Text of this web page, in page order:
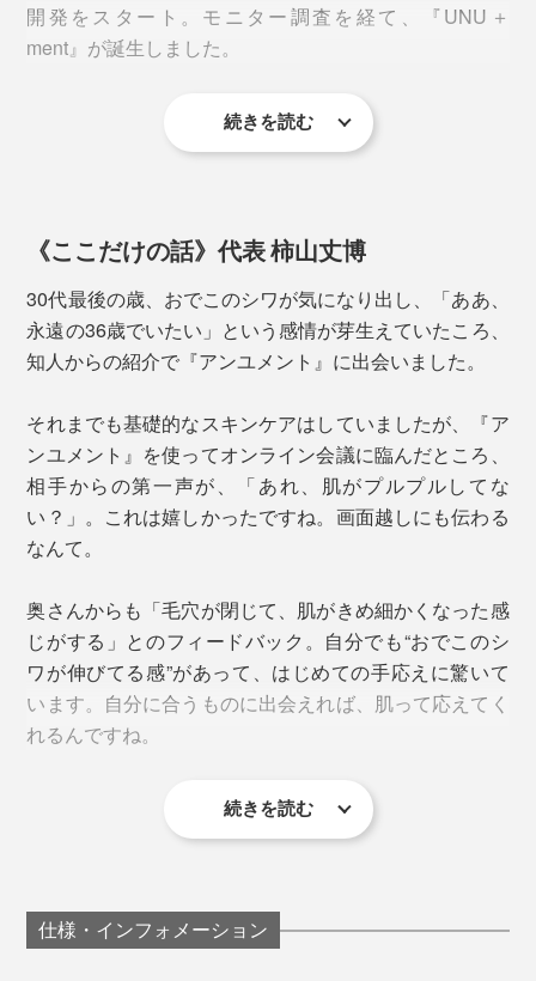
STEP.2
になじませる。気になる部分には念入りに重ねづけを。
実際には右写真のようなキャップを取り付けて使用します
手持ちのクリームなどを、蓋をするようにを重ねる
おすすめは、夜3回連続使用する「3日間集中ケア」。疲
れや寝不足などで肌のコンディションが落ちてしまった
ときや、イベント前に肌の調子をグッとあげたいときの
最初の1ヶ月は2週間ごとに3日間集中ケア、翌月から、
開発をスタート。モニター調査を経て、『UNU＋
ment』が誕生しました。
３日間使用した直後の調査
では、80％が「肌にハリ
方法／アンユメント リバイタライズ FDセラム(3ml)を、3日間に分けて全顔に手
＜使用者の声（一部抜粋）＞
朝の洗顔後、急いで化粧水をつけなくても乾燥が気
にならず、顔全体がつるんと整っている印象でし
肌がうるおっているせいか、皮脂が気になりやすいT
ゾーンもテカリが減り、化粧ノリが良くなった気が
入ってしまうような実感がありました。
続きを読む
《ここだけの話》代表 柿山丈博
30代最後の歳、おでこのシワが気になり出し、「ああ、
永遠の36歳でいたい」という感情が芽生えていたころ、
知人からの紹介で『アンユメント』に出会いました。
それまでも基礎的なスキンケアはしていましたが、『ア
ンユメント』を使ってオンライン会議に臨んだところ、
相手からの第一声が、「あれ、肌がプルプルしてな
い？」。これは嬉しかったですね。画面越しにも伝わる
なんて。
奥さんからも「毛穴が閉じて、肌がきめ細かくなった感
じがする」とのフィードバック。自分でも“おでこのシ
ワが伸びてる感”があって、はじめての手応えに驚いて
います。自分に合うものに出会えれば、肌って応えてく
れるんですね。
※使用感には個人差があります。あくまでご使用者の感想であり、製品の効果効能
を示すものではありません。
続きを読む
仕様・インフォメーション